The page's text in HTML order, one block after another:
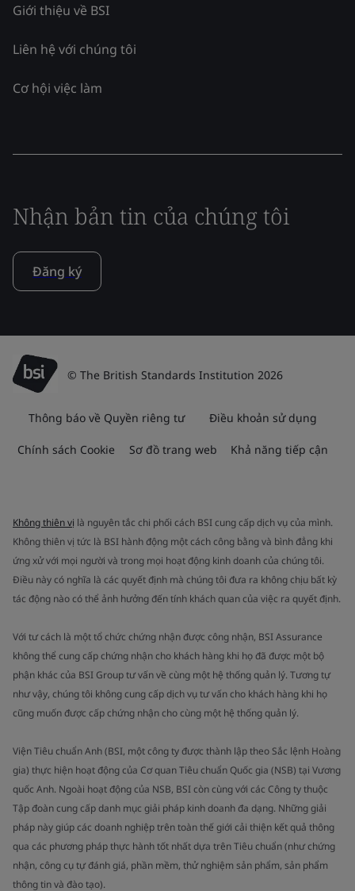
Giới thiệu về BSI
Liên hệ với chúng tôi
Cơ hội việc làm
Nhận bản tin của chúng tôi
Đăng ký
© The British Standards Institution 2026
Thông báo về Quyền riêng tư Điều khoản sử dụng
Chính sách Cookie Sơ đồ trang web Khả năng tiếp cận
Không thiên vị là nguyên tắc chi phối cách BSI cung cấp dịch vụ của mình.
Không thiên vị tức là BSI hành động một cách công bằng và bình đẳng khi
ứng xử với mọi người và trong mọi hoạt động kinh doanh của chúng tôi.
Điều này có nghĩa là các quyết định mà chúng tôi đưa ra không chịu bất kỳ
tác động nào có thể ảnh hưởng đến tính khách quan của việc ra quyết định.
Với tư cách là một tổ chức chứng nhận được công nhận, BSI Assurance
không thể cung cấp chứng nhận cho khách hàng khi họ đã được một bộ
phận khác của BSI Group tư vấn về cùng một hệ thống quản lý. Tương tự
như vậy, chúng tôi không cung cấp dịch vụ tư vấn cho khách hàng khi họ
cũng muốn được cấp chứng nhận cho cùng một hệ thống quản lý.
Viện Tiêu chuẩn Anh (BSI, một công ty được thành lập theo Sắc lệnh Hoàng
gia) thực hiện hoạt động của Cơ quan Tiêu chuẩn Quốc gia (NSB) tại Vương
quốc Anh. Ngoài hoạt động của NSB, BSI còn cùng với các Công ty thuộc
Tập đoàn cung cấp danh mục giải pháp kinh doanh đa dạng. Những giải
pháp này giúp các doanh nghiệp trên toàn thế giới cải thiện kết quả thông
qua các phương pháp thực hành tốt nhất dựa trên Tiêu chuẩn (như chứng
nhận, công cụ tự đánh giá, phần mềm, thử nghiệm sản phẩm, sản phẩm
thông tin và đào tạo).